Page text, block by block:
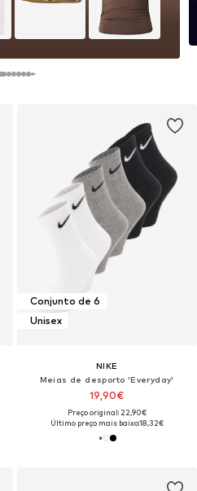
Conjunto de 6
Unisex
NIKE
Meias de desporto 'Everyday'
19,90€
Preço original: 22,90€
Último preço mais baixo:18,32€